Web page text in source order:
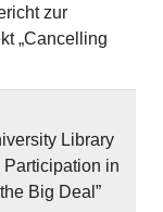
zur
„Cancelling
Library
in
Big Deal”